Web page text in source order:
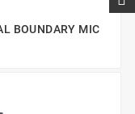
BOUNDARY MIC